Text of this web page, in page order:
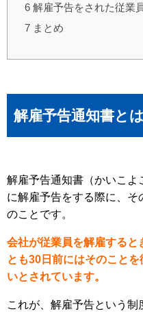
6 解雇予告をされた従業
7 まとめ
解雇予告通知書と
解雇予告通知書（かいこよ
に解雇予告をする際に、
のことです。
会社が従業員を解雇すると
とも30日前にはそのこと
いとされています。
これが、解雇予告という制